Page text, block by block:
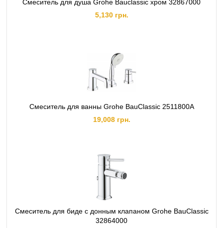
Смеситель для душа Grohe Bauclassic хром 32867000
5,130 грн.
Смеситель для ванны Grohe BauClassic 2511800A
19,008 грн.
Смеситель для биде с донным клапаном Grohe BauClassic
32864000